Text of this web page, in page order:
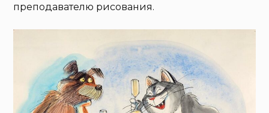
преподавателю рисования.